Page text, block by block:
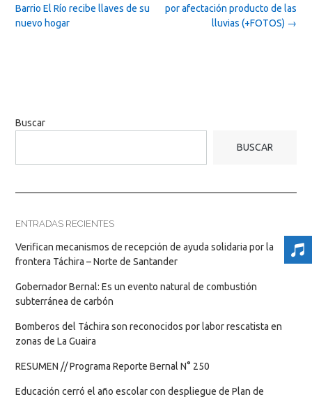
navigation
por afectación producto de las
lluvias (+FOTOS) →
Barrio El Río recibe llaves de su
nuevo hogar
Buscar
BUSCAR
ENTRADAS RECIENTES
Verifican mecanismos de recepción de ayuda solidaria por la
frontera Táchira – Norte de Santander
Gobernador Bernal: Es un evento natural de combustión
subterránea de carbón
Bomberos del Táchira son reconocidos por labor rescatista en
zonas de La Guaira
RESUMEN // Programa Reporte Bernal N° 250
Educación cerró el año escolar con despliegue de Plan de